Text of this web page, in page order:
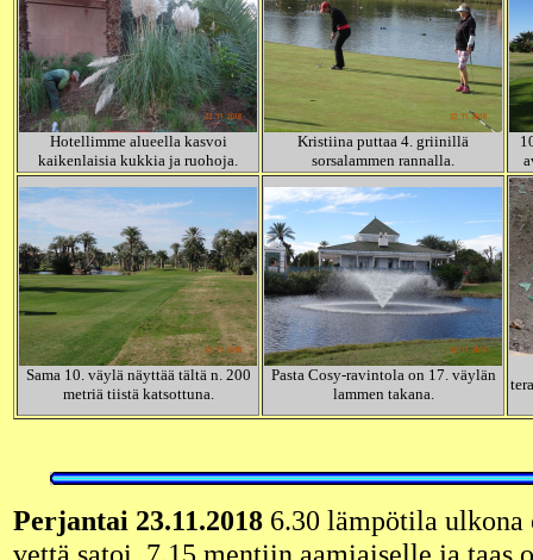
Hotellimme alueella kasvoi
kaikenlaisia kukkia ja ruohoja.
Kristiina puttaa 4. griinillä
sorsalammen rannalla.
Sama 10. väylä näyttää tältä n. 200
metriä tiistä katsottuna.
Pasta Cosy-ravintola on 17. väylän
lammen takana.
Perjantai 23.11.2018 6.30 lämpötila ulkona